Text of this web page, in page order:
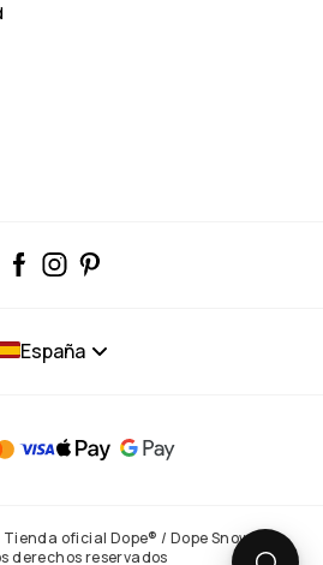
España
oficial Dope® / Dope Snow®.
derechos reservados